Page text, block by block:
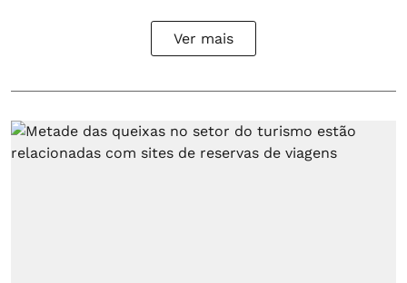
Ver mais